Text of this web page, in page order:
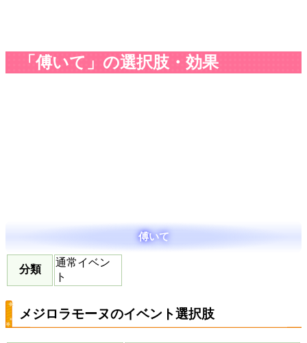
「傅いて」の選択肢・効果
傅いて
分類
通常イベン
ト
メジロラモーヌのイベント選択肢